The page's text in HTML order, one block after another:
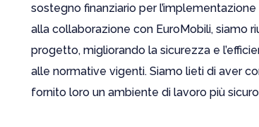
sostegno finanziario per
alla collaborazione con EuroMobili, siamo
progetto, migliorando la sicurezza e
alle normative vigenti. Siamo lieti di aver
fornito loro un ambiente di lavoro più